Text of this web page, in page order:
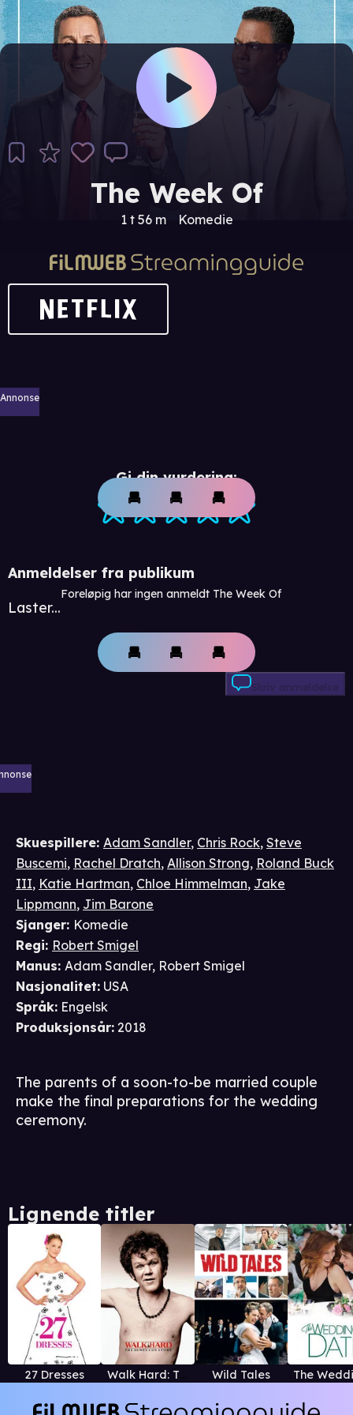
The Week Of
1 t 56 m Komedie
Annonse
Gi din vurdering:
Anmeldelser fra publikum
Laster...
Foreløpig har ingen anmeldt The Week Of
Skriv anmeldelse
Skuespillere: Adam Sandler, Chris Rock, Steve
Buscemi, Rachel Dratch, Allison Strong, Roland Buck
III, Katie Hartman, Chloe Himmelman, Jake
Lippmann, Jim Barone
Sjanger: Komedie
Regi: Robert Smigel
Manus: Adam Sandler, Robert Smigel
Nasjonalitet: USA
Språk: Engelsk
Produksjonsår: 2018
The parents of a soon-to-be married couple
make the final preparations for the wedding
ceremony.
Lignende titler
27 Dresses Walk Hard: The Dewey Cox Story Wild Tales